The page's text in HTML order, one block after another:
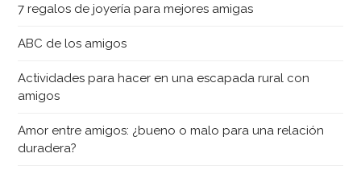
7 regalos de joyería para mejores amigas
ABC de los amigos
Actividades para hacer en una escapada rural con
amigos
Amor entre amigos: ¿bueno o malo para una relación
duradera?